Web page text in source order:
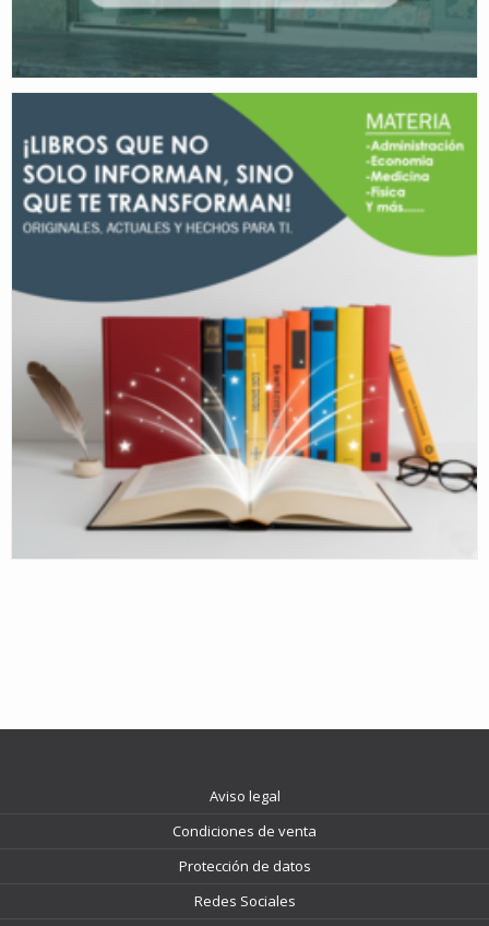
Aviso legal
Condiciones de venta
Protección de datos
Redes Sociales